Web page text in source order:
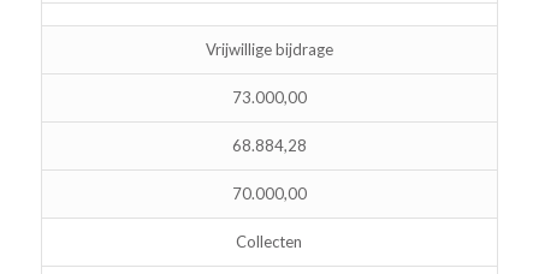
Vrijwillige bijdrage
73.000,00
68.884,28
70.000,00
Collecten